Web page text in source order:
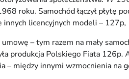
roku. Samochód łączył
licencyjnych modeli –
– tym razem na mały
produkcja Polskiego Fiata
– między innymi wzmocnienia